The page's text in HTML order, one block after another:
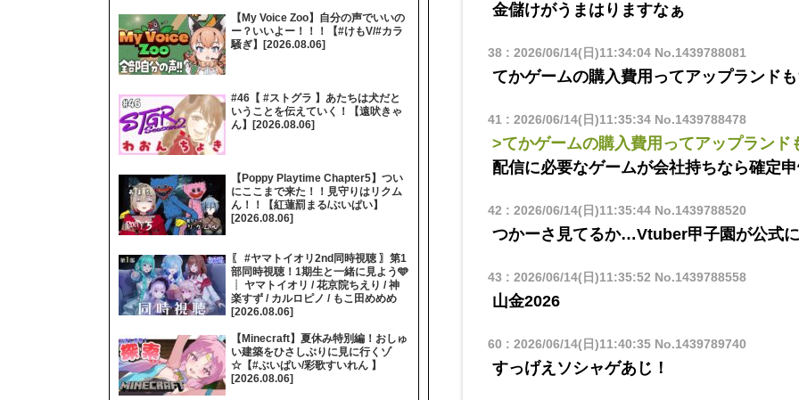
金儲けがうまはりますなぁ
38: 2026/06/14(日)11:34:04No.1439788081
てかゲームの購入費用ってアップランド
41: 2026/06/14(日)11:35:34No.1439788478
>てかゲームの購入費用ってアップランド
配信に必要なゲームが会社持ちなら確定
42 : 2026/06/14(日)11:35:44No.1439788520
つかーさ見てるか…Vtuber甲子園が公式
43 : 2026/06/14(日)11:35:52 No.1439788558
山金2026
60 : 2026/06/14(日)11:40:35No.1439789740
すっげえソシャゲあじ！
【My Voice Zoo】自分の声でいいの
ー？いいよー！！！【#けもV/#カラ
騒ぎ】[2026.08.06]
#46【 #ストグラ 】あたちは犬だと
いうことを伝えていく！【遠吠きゃ
ん】[2026.08.06]
【Poppy Playtime Chapter5】つい
にここまで来た！！見守りはリクム
ん！！【紅蓮罰まる/ぶいぱい】
[2026.08.06]
〖 #ヤマトイオリ2nd同時視聴 〗第1
部同時視聴！1期生と一緒に見よう🩵
┊ ヤマトイオリ / 花京院ちえり / 神
楽すず / カルロピノ / もこ田めめめ
[2026.08.06]
【Minecraft】夏休み特別編！おしゅ
い建築をひさしぶりに見に行くゾ
☆【#ぶいぱい/彩歌すいれん 】
[2026.08.06]